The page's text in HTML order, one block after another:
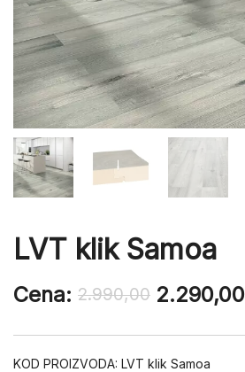
LVT klik Samoa
Cena: 2.990,00 2.290,00
KOD PROIZVODA: LVT klik Samoa